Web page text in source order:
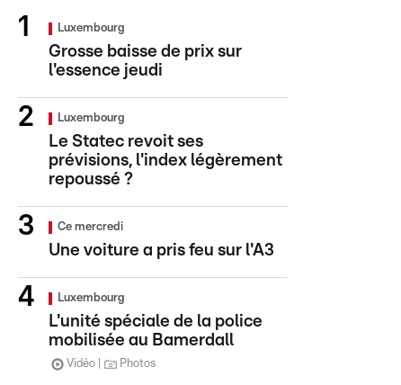
Luxembourg
Grosse baisse de prix sur
l'essence jeudi
Luxembourg
Le Statec revoit ses
prévisions, l'index légèrement
repoussé ?
Ce mercredi
Une voiture a pris feu sur l'A3
Luxembourg
L'unité spéciale de la police
mobilisée au Bamerdall
Vidéo Photos